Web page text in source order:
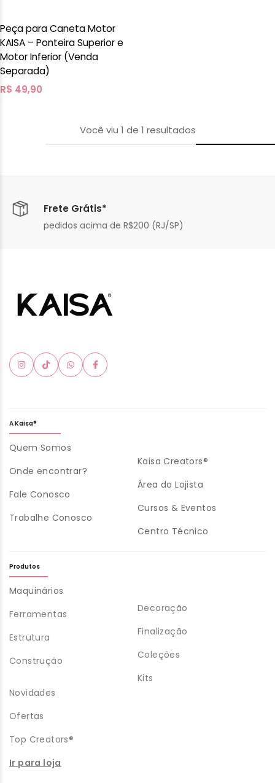
Peça para Caneta Motor
KAISA – Ponteira Superior e
Motor Inferior (Venda
Separada)
R$ 49,90
Você viu 1 de 1 resultados
Frete Grátis*
pedidos acima de R$200 (RJ/SP)
A Kaisa®
Quem Somos
Onde encontrar?
Fale Conosco
Trabalhe Conosco
Kaisa Creators®
Área do Lojista
Cursos & Eventos
Centro Técnico
Produtos
Maquinários
Ferramentas
Estrutura
Construção
Decoração
Finalização
Coleções
Kits
Novidades
Ofertas
Top Creators®
Ir para loja